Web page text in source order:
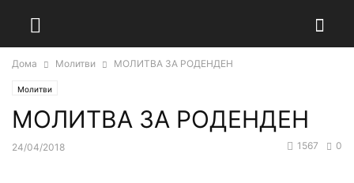
Дома Молитви МОЛИТВА ЗА РОДЕНДЕН
Молитви
МОЛИТВА ЗА РОДЕНДЕН
24/04/2018 0
1567